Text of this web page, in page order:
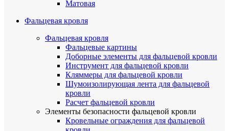
Матовая
Фальцевая кровля
Фальцевая кровля
Фальцевые картины
Доборные элементы для фальцевой кровли
Инструмент для фальцевой кровли
Кляммеры для фальцевой кровли
Шумоизолирующая лента для фальцевой
кровли
Расчет фальцевой кровли
Элементы безопасности фальцевой кровли
Кровельные ограждения для фальцевой